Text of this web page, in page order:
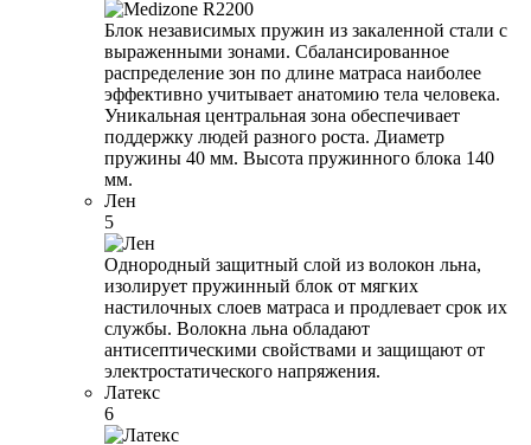
Блок независимых пружин из закаленной стали с
выраженными зонами. Сбалансированное
распределение зон по длине матраса наиболее
эффективно учитывает анатомию тела человека.
Уникальная центральная зона обеспечивает
поддержку людей разного роста. Диаметр
пружины 40 мм. Высота пружинного блока 140
мм.
Лен
5
Однородный защитный слой из волокон льна,
изолирует пружинный блок от мягких
настилочных слоев матраса и продлевает срок их
службы. Волокна льна обладают
антисептическими свойствами и защищают от
электростатического напряжения.
Латекс
6